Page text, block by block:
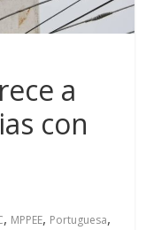
a
con
, MPPEE, Portuguesa,